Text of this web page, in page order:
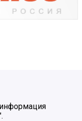
информация